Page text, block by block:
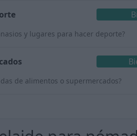
y lugares para hacer deporte?
de alimentos o supermercados?